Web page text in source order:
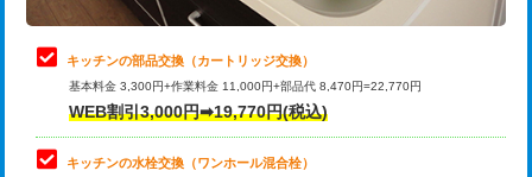
給水管工事※（塩ビ管（VP・HI）使
用/3ｍまで)
給水管工事※（塩ビ管（VP・HI）使
用（追加）/3ｍ超え)
止水・漏水調査・防水処理・清掃・修
理・調整・分解・加工など（中作業）
22,000円
止水・漏水調査・防水処理・清掃・修
理・調整・分解・加工など（重作業）
33,000円
お風呂タンク脱着
キッチンの部品交換（カートリッジ交換）
基本料金 3,300円+作業料金 11,000円+部品代 8,470円=22,770円
WEB割引3,000円➡19,770円(税込)
キッチンの水栓交換（ワンホール混合栓）